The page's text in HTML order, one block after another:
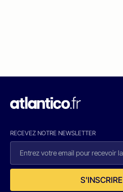
RECEVEZ NOTRE NEWSLETTER
S'INSCRIRE